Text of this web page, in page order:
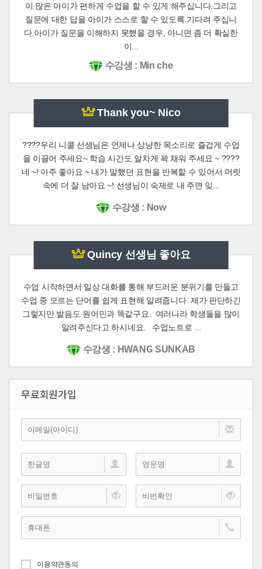
이 많은 아이가 편하게 수업을 할 수 있게 해주십니다.그리고
질문에 대한 답을 아이가 스스로 할 수 있도록 기다려 주십니
다.아이가 질문을 이해하지 못했을 경우, 아니면 좀 더 확실한
이...
수강생 : Min che
Thank you~ Nico
????우리 니콜 선생님은 언제나 상냥한 목소리로 즐겁게 수업
을 이끌어 주세요~ 학습 시간도 알차게 꽉 채워 주세요 ~ ????
네 ~! 아주 좋아요 ~ 내가 말했던 표현을 반복할 수 있어서 머릿
속에 더 잘 남아요 ~! 선생님이 숙제로 내 주면 잊...
수강생 : Now
Quincy 선생님 좋아요
수업 시작하면서 일상 대화를 통해 부드러운 분위기를 만들고
수업 중 모르는 단어를 쉽게 표현해 알려줍니다. 제가 판단하긴
그렇지만 발음도 원어민과 똑같구요. 여러나라 학생들을 많이
알려주신다고 하시네요. 수업노트로 ...
수강생 : HWANG SUNKAB
무료회원가입
이용약관동의